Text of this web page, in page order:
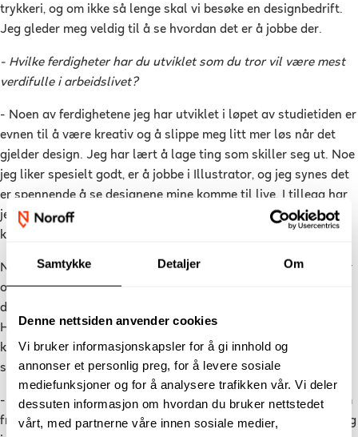
Samtykke Detaljer Om
Denne nettsiden anvender cookies
Vi bruker informasjonskapsler for å gi innhold og
annonser et personlig preg, for å levere sosiale
mediefunksjoner og for å analysere trafikken vår. Vi deler
dessuten informasjon om hvordan du bruker nettstedet
vårt, med partnerne våre innen sosiale medier,
trykkeri, og om ikke så lenge skal vi besøke en designbedrift.
Jeg gleder meg veldig til å se hvordan det er å jobbe der.
- Hvilke ferdigheter har du utviklet som du tror vil være mest
verdifulle i arbeidslivet?
- Noen av ferdighetene jeg har utviklet i løpet av studietiden er
evnen til å være kreativ og å slippe meg litt mer løs når det
gjelder design. Jeg har lært å lage ting som skiller seg ut. Noe
jeg liker spesielt godt, er å jobbe i Illustrator, og jeg synes det
er spennende å se designene mine komme til live. I tillegg har
jeg fått verdifull erfaring med å samarbeide med andre, som
kunder og samarbeidspartnere, svarer hun.
Nele forteller at studiet også har gjort at hun tørr å satse mer
og vise frem det hun har laget, og hun har blitt veldig glad i å
dele arbeidet sitt på plattformer som LinkedIn og Instagram.
Hun opplever dette som nyttig, ettersom hun da kan få
konstruktive tilbakemeldinger og skape flere muligheter for
seg selv.
- Det jeg drømmer om når jeg fullfører studiet, er å starte som
frilanser, slik at jeg kan reise rundt i utlandet samtidig som jeg